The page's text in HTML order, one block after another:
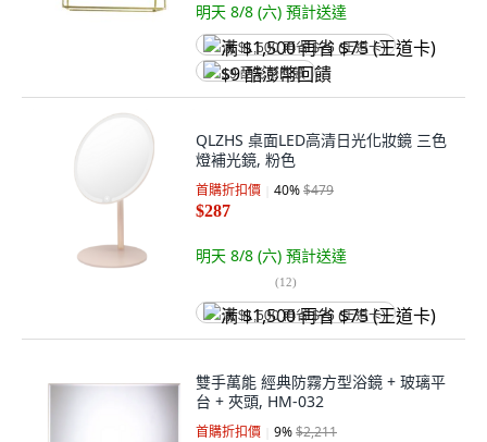
明天 8/8 (六) 預計送達
满 $1,500 再省 $75 (王道卡)
$9 酷澎幣回饋
QLZHS 桌面LED高清日光化妝鏡 三色
燈補光鏡, 粉色
首購折扣價 40%$479
$287
明天 8/8 (六) 預計送達
(12)
满 $1,500 再省 $75 (王道卡)
雙手萬能 經典防霧方型浴鏡 + 玻璃平
台 + 夾頭, HM-032
首購折扣價 9%$2,211